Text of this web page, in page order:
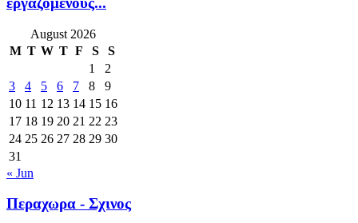
August 2026
M T W T F S
S
1
2
3
4 5 6 7 8
9
10 11 12 13 14 15 16
17 18 19 20 21 22 23
24 25 26 27 28 29 30
31
« Jun
Περαχωρα - Σχινος